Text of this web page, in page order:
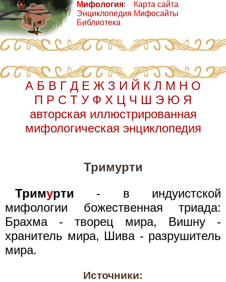
Мифология:
Энциклопедия
Библиотека
Карта сайта
Мифосайты
А Б В Г Д Е Ж З И Й К Л М Н О
П Р С Т У Ф Х Ц Ч Ш Э Ю Я
авторская иллюстрированная
мифологическая энциклопедия
Тримурти
Тримурти - в индуистской
мифологии божественная триада:
Брахма - творец мира, Вишну -
хранитель мира, Шива - разрушитель
мира.
Источники: